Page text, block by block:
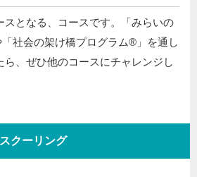
スとなる、コースです。「みらいの
社会の架け橋プログラム®️」を通し
ら、ぜひ他のコースにチャレンジし
クーリング